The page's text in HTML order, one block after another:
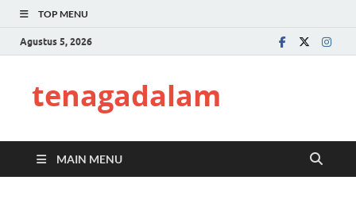
TOP MENU
Agustus 5, 2026
tenagadalam
MAIN MENU